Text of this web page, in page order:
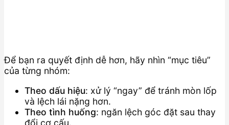
Để bạn ra quyết định dễ hơn, hãy nhìn “mục tiêu”
của từng nhóm:
Theo dấu hiệu: xử lý “ngay” để tránh mòn lốp
và lệch lái nặng hơn.
Theo tình huống: ngăn lệch góc đặt sau thay
đổi cơ cấu.